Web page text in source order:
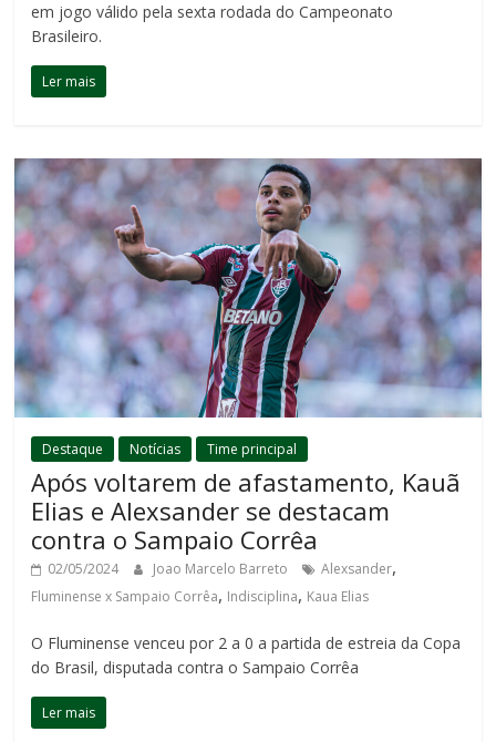
em jogo válido pela sexta rodada do Campeonato
Brasileiro.
Ler mais
Destaque Notícias Time principal
Após voltarem de afastamento, Kauã
Elias e Alexsander se destacam
contra o Sampaio Corrêa
02/05/2024 Joao Marcelo Barreto Alexsander,
Fluminense x Sampaio Corrêa, Indisciplina, Kaua Elias
O Fluminense venceu por 2 a 0 a partida de estreia da Copa
do Brasil, disputada contra o Sampaio Corrêa
Ler mais